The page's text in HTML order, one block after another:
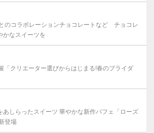
のコラボレーションチョコレートなど チョコレ
かなスイーツを
「クリエーター選びからはじまる!春のブライダ
あしらったスイーツ 華やかな新作パフェ「ローズ
登場